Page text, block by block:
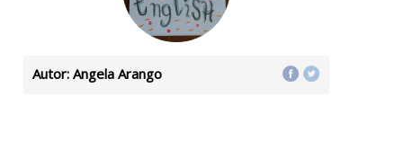
Autor: Angela Arango